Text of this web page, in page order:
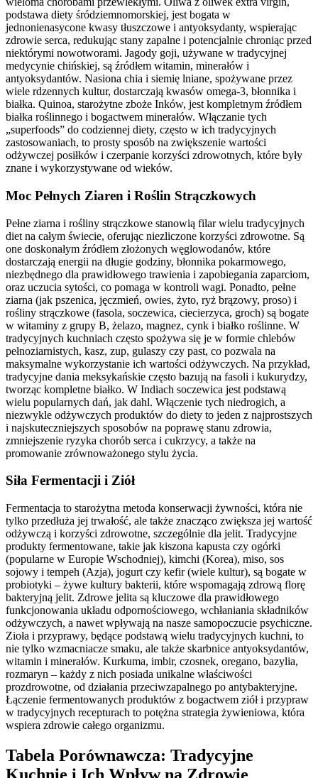
podstawa diety śródziemnomorskiej, jest bogata w
jednonienasycone kwasy tłuszczowe i antyoksydanty, wspierając
zdrowie serca, redukując stany zapalne i potencjalnie chroniąc przed
niektórymi nowotworami. Jagody goji, używane w tradycyjnej
medycynie chińskiej, są źródłem witamin, minerałów i
antyoksydantów. Nasiona chia i siemię lniane, spożywane przez
wiele rdzennych kultur, dostarczają kwasów omega-3, błonnika i
białka. Quinoa, starożytne zboże Inków, jest kompletnym źródłem
białka roślinnego i bogactwem minerałów. Włączanie tych
„superfoods” do codziennej diety, często w ich tradycyjnych
zastosowaniach, to prosty sposób na zwiększenie wartości
odżywczej posiłków i czerpanie korzyści zdrowotnych, które były
znane i wykorzystywane od wieków.
Moc Pełnych Ziaren i Roślin Strączkowych
Pełne ziarna i rośliny strączkowe stanowią filar wielu tradycyjnych
diet na całym świecie, oferując niezliczone korzyści zdrowotne. Są
one doskonałym źródłem złożonych węglowodanów, które
dostarczają energii na długie godziny, błonnika pokarmowego,
niezbędnego dla prawidłowego trawienia i zapobiegania zaparciom,
oraz uczucia sytości, co pomaga w kontroli wagi. Ponadto, pełne
ziarna (jak pszenica, jęczmień, owies, żyto, ryż brązowy, proso) i
rośliny strączkowe (fasola, soczewica, ciecierzyca, groch) są bogate
w witaminy z grupy B, żelazo, magnez, cynk i białko roślinne. W
tradycyjnych kuchniach często spożywa się je w formie chlebów
pełnoziarnistych, kasz, zup, gulaszy czy past, co pozwala na
maksymalne wykorzystanie ich wartości odżywczych. Na przykład,
tradycyjne dania meksykańskie często bazują na fasoli i kukurydzy,
tworząc kompletne białko. W Indiach soczewica jest podstawą
wielu popularnych dań, jak dahl. Włączenie tych niedrogich, a
niezwykle odżywczych produktów do diety to jeden z najprostszych
i najskuteczniejszych sposobów na poprawę stanu zdrowia,
zmniejszenie ryzyka chorób serca i cukrzycy, a także na
promowanie zrównoważonego stylu życia.
Siła Fermentacji i Ziół
Fermentacja to starożytna metoda konserwacji żywności, która nie
tylko przedłuża jej trwałość, ale także znacząco zwiększa jej wartość
odżywczą i korzyści zdrowotne, szczególnie dla jelit. Tradycyjne
produkty fermentowane, takie jak kiszona kapusta czy ogórki
(popularne w Europie Wschodniej), kimchi (Korea), miso, sos
sojowy i tempeh (Azja), jogurt czy kefir (wiele kultur), są bogate w
probiotyki – żywe kultury bakterii, które wspomagają zdrową florę
bakteryjną jelit. Zdrowe jelita są kluczowe dla prawidłowego
funkcjonowania układu odpornościowego, wchłaniania składników
odżywczych, a nawet wpływają na nasze samopoczucie psychiczne.
Zioła i przyprawy, będące podstawą wielu tradycyjnych kuchni, to
nie tylko wzmacniacze smaku, ale także skarbnice antyoksydantów,
witamin i minerałów. Kurkuma, imbir, czosnek, oregano, bazylia,
rozmaryn – każdy z nich posiada unikalne właściwości
prozdrowotne, od działania przeciwzapalnego po antybakteryjne.
Łączenie fermentowanych produktów z bogactwem ziół i przypraw
w tradycyjnych recepturach to potężna strategia żywieniowa, która
wspiera zdrowie całego organizmu.
Tabela Porównawcza: Tradycyjne